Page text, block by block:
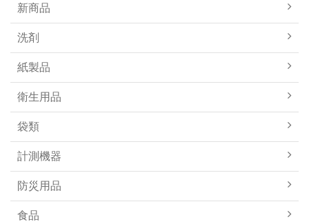
新商品
洗剤
紙製品
衛生用品
袋類
計測機器
防災用品
食品